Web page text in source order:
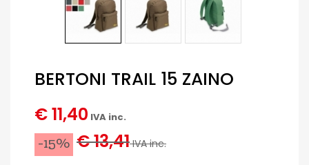
BERTONI TRAIL 15 ZAINO
€ 11,40 IVA inc.
-15% € 13,41IVA inc.